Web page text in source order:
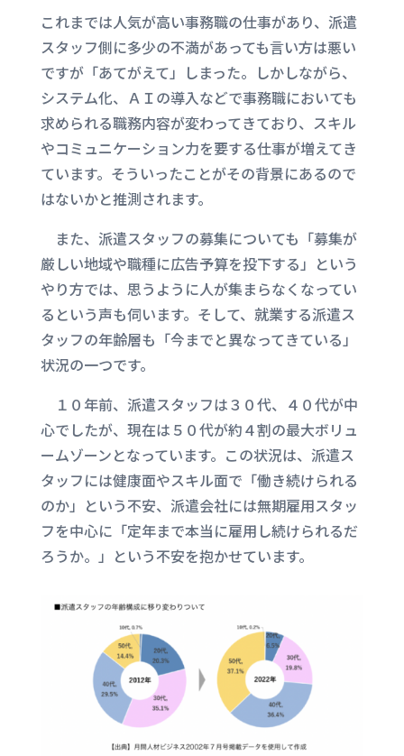
これまでは人気が高い事務職の仕事があり、派遣
スタッフ側に多少の不満があっても言い方は悪い
ですが「あてがえて」しまった。しかしながら、
システム化、ＡＩの導入などで事務職においても
求められる職務内容が変わってきており、スキル
やコミュニケーション力を要する仕事が増えてき
ています。そういったことがその背景にあるので
はないかと推測されます。
また、派遣スタッフの募集についても「募集が
厳しい地域や職種に広告予算を投下する」という
やり方では、思うように人が集まらなくなってい
るという声も伺います。そして、就業する派遣ス
タッフの年齢層も「今までと異なってきている」
状況の一つです。
１０年前、派遣スタッフは３０代、４０代が中
心でしたが、現在は５０代が約４割の最大ボリュ
ームゾーンとなっています。この状況は、派遣ス
タッフには健康面やスキル面で「働き続けられる
のか」という不安、派遣会社には無期雇用スタッ
フを中心に「定年まで本当に雇用し続けられるだ
ろうか。」という不安を抱かせています。